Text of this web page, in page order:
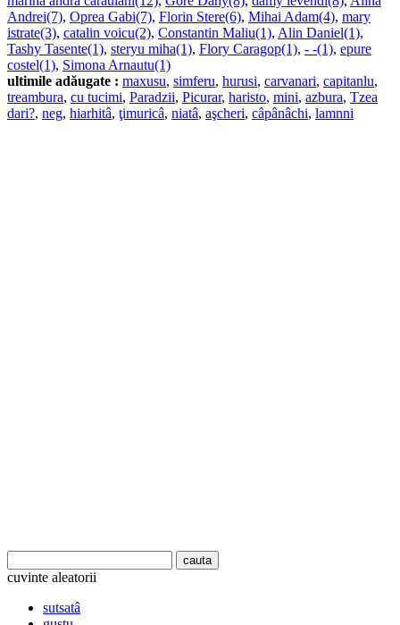
Andrei(7), Oprea Gabi(7), Florin Stere(6), Mihai Adam(4), mary
istrate(3), catalin voicu(2), Constantin Maliu(1), Alin Daniel(1),
Tashy Tasente(1), steryu miha(1), Flory Caragop(1), - -(1), epure
costel(1), Simona Arnautu(1)
ultimile adăugate : maxusu, simferu, hurusi, carvanari, capitanlu,
treambura, cu tucimi, Paradzii, Picurar, haristo, mini, azbura, Tzea
dari?, neg, hiarhitâ, ţimuricâ, niatâ, aşcheri, câpânâchi, lamnni
cuvinte aleatorii
sutsatâ